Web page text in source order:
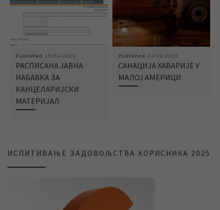
Published 15/04/2016
РАСПИСАНА ЈАВНА
НАБАВКА ЗА
КАНЦЕЛАРИЈСКИ
МАТЕРИЈАЛ
Published 24/09/2020
САНАЦИЈА ХАВАРИЈЕ У
МАЛОЈ АМЕРИЦИ
ИСПИТИВАЊЕ ЗАДОВОЉСТВА КОРИСНИКА 2025